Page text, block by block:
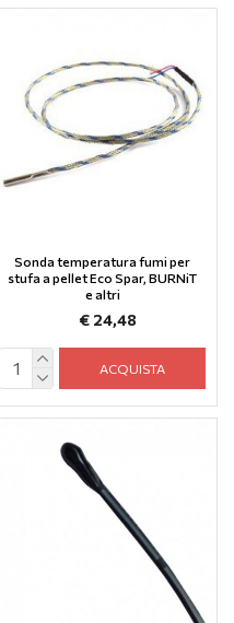
Sonda temperatura fumi per
stufa a pellet Eco Spar, BURNiT
e altri
€ 24,48
ACQUISTA